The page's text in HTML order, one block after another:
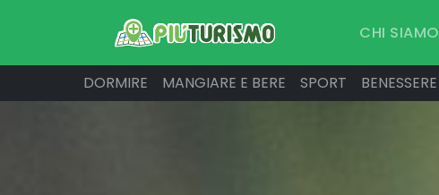
CHI SIAMO
DORMIRE MANGIARE E BERE SPORT BENESSERE